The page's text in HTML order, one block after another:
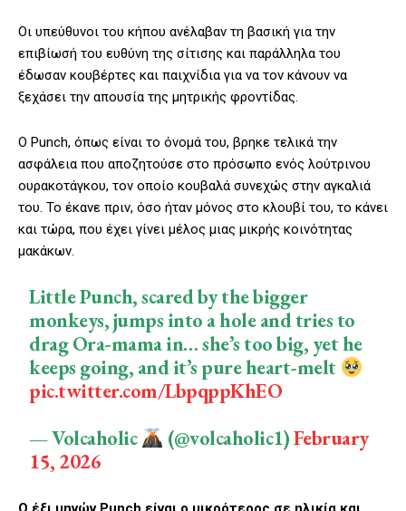
Οι υπεύθυνοι του κήπου ανέλαβαν τη βασική για την
επιβίωσή του ευθύνη της σίτισης και παράλληλα του
έδωσαν κουβέρτες και παιχνίδια για να τον κάνουν να
ξεχάσει την απουσία της μητρικής φροντίδας.
Ο Punch, όπως είναι το όνομά του, βρηκε τελικά την
ασφάλεια που αποζητούσε στο πρόσωπο ενός λούτρινου
ουρακοτάγκου, τον οποίο κουβαλά συνεχώς στην αγκαλιά
του. Το έκανε πριν, όσο ήταν μόνος στο κλουβί του, το κάνει
και τώρα, που έχει γίνει μέλος μιας μικρής κοινότητας
μακάκων.
Little Punch, scared by the bigger
monkeys, jumps into a hole and tries to
drag Ora-mama in… she’s too big, yet he
keeps going, and it’s pure heart-melt
pic.twitter.com/LbpqppKhEO
— Volcaholic
(@volcaholic1)February
15, 2026